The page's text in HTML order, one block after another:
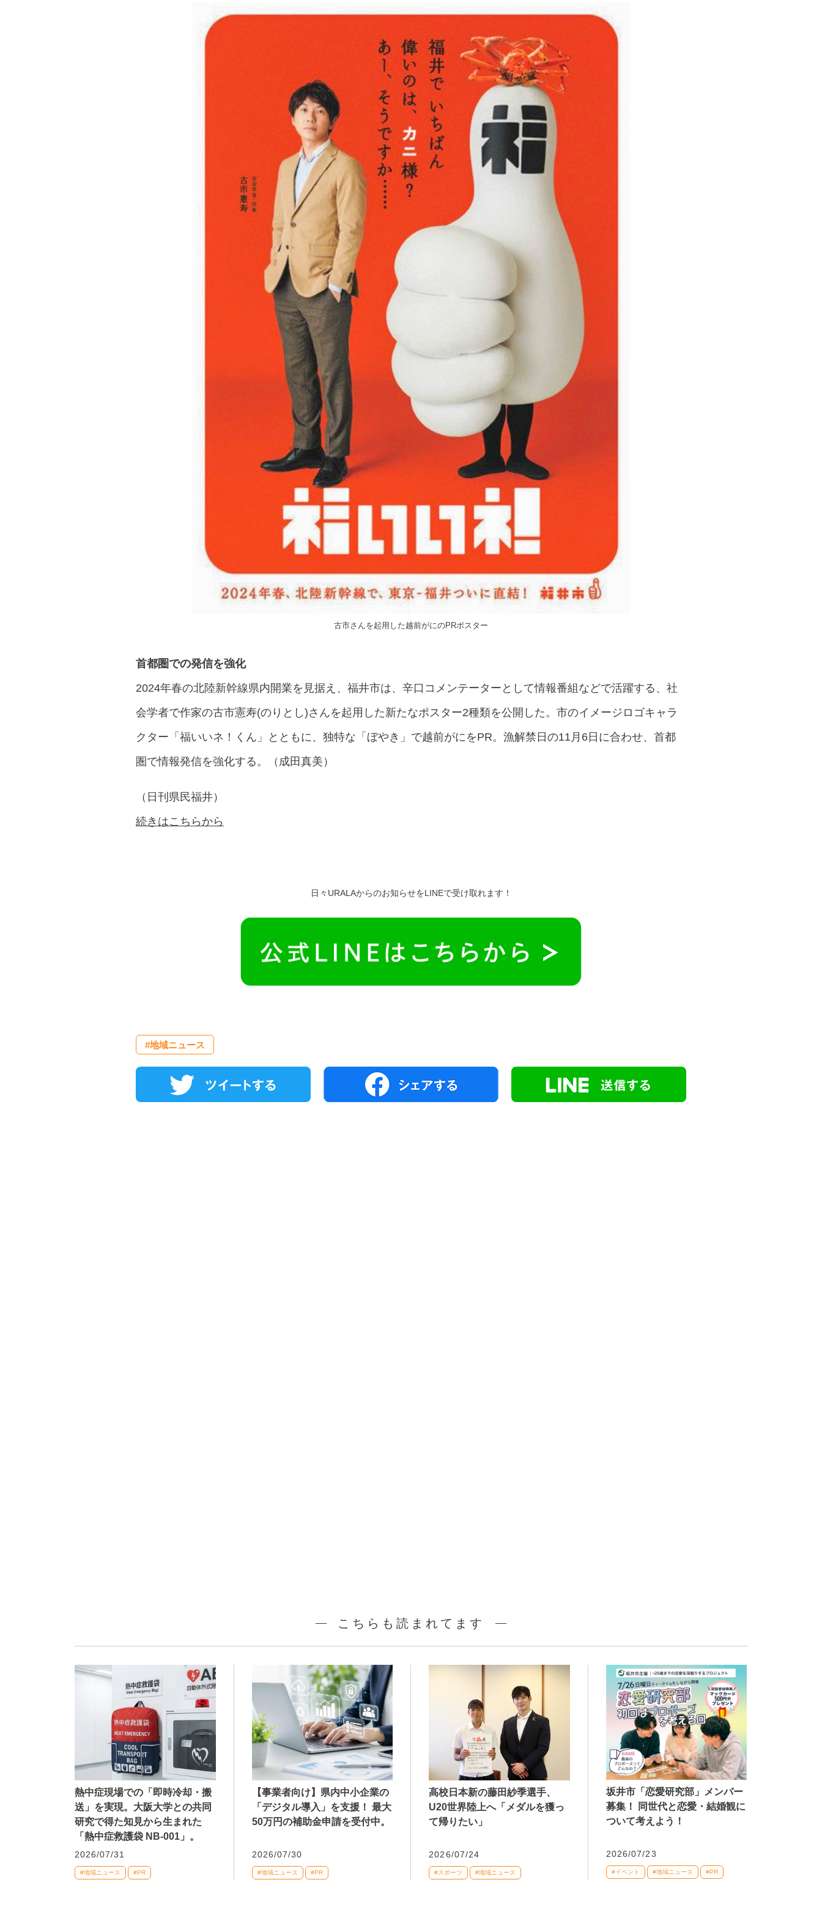
古市さんを起用した越前がにのPRポスター
首都圏での発信を強化
2024年春の北陸新幹線県内開業を見据え、福井市は、辛口コメンテーターとして情報番組などで活躍する、社
会学者で作家の古市憲寿(のりとし)さんを起用した新たなポスター2種類を公開した。市のイメージロゴキャラ
クター「福いいネ！くん」とともに、独特な「ぼやき」で越前がにをPR。漁解禁日の11月6日に合わせ、首都
圏で情報発信を強化する。（成田真美）
（日刊県民福井）
続きはこちらから
日々URALAからのお知らせをLINEで受け取れます！
#地域ニュース
こちらも読まれてます
熱中症現場での「即時冷却・搬
送」を実現。大阪大学との共同
研究で得た知見から生まれた
「熱中症救護袋 NB-001」。
2026/07/31
#地域ニュース #PR
【事業者向け】県内中小企業の
「デジタル導入」を支援！ 最大
50万円の補助金申請を受付中。
2026/07/30
#地域ニュース #PR
高校日本新の藤田紗季選手、
U20世界陸上へ「メダルを獲っ
て帰りたい」
2026/07/24
#スポーツ #地域ニュース
坂井市「恋愛研究部」メンバー
募集！ 同世代と恋愛・結婚観に
ついて考えよう！
2026/07/23
#イベント #地域ニュース #PR